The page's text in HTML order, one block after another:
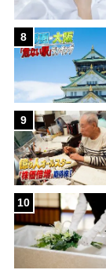
8
9
10